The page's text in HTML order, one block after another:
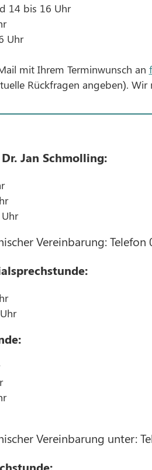
14 bis 16 Uhr
Uhr
mit Ihrem Terminwunsch an
Rückfragen angeben).
Jan Schmolling:
Vereinbarung: Telefon
Vereinbarung unter: